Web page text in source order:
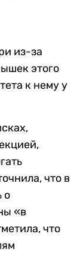
из-за
этого
к нему у
что в
о
«в
что